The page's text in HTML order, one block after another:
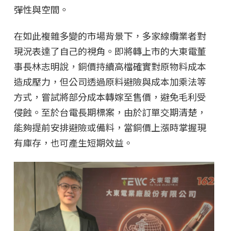
彈性與空間。
在如此複雜多變的市場背景下，多家線纜業者對
現況表達了自己的視角。即將轉上市的大東電董
事長林志明說，銅價持續高檔確實對原物料成本
造成壓力，但公司透過原料避險與成本加乘法等
方式，嘗試將部分成本轉嫁至售價，避免毛利受
侵蝕。至於台電長期標案，由於訂單交期清楚，
能夠提前安排避險或備料，當銅價上漲時掌握現
有庫存，也可產生短期效益。